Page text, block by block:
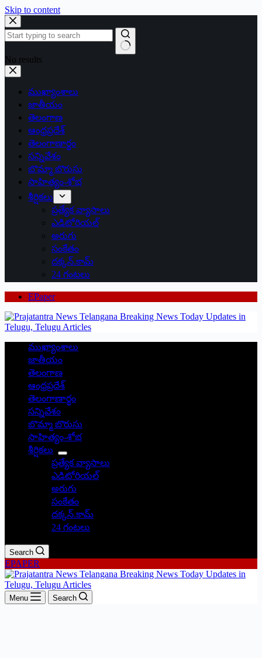
Skip to content
No results
ముఖ్యాంశాలు
జాతీయం
తెలంగాణ
ఆంధ్రప్రదేశ్
తెలంగాణార్థం
సన్నివేశం
బొమ్మా బొరుసు
సాహిత్యం-శోభ
శీర్షికలు
ప్రత్యేక వ్యాసాలు
ఎడిటోరియల్
అరుగు
సంకేతం
దక్కన్.కామ్
24 గంటలు
EPaper
ముఖ్యాంశాలు
జాతీయం
తెలంగాణ
ఆంధ్రప్రదేశ్
తెలంగాణార్థం
సన్నివేశం
బొమ్మా బొరుసు
సాహిత్యం-శోభ
శీర్షికలు
ప్రత్యేక వ్యాసాలు
ఎడిటోరియల్
అరుగు
సంకేతం
దక్కన్.కామ్
24 గంటలు
Search
EPAPER
Menu Search